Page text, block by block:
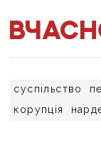
суспільство
корупція